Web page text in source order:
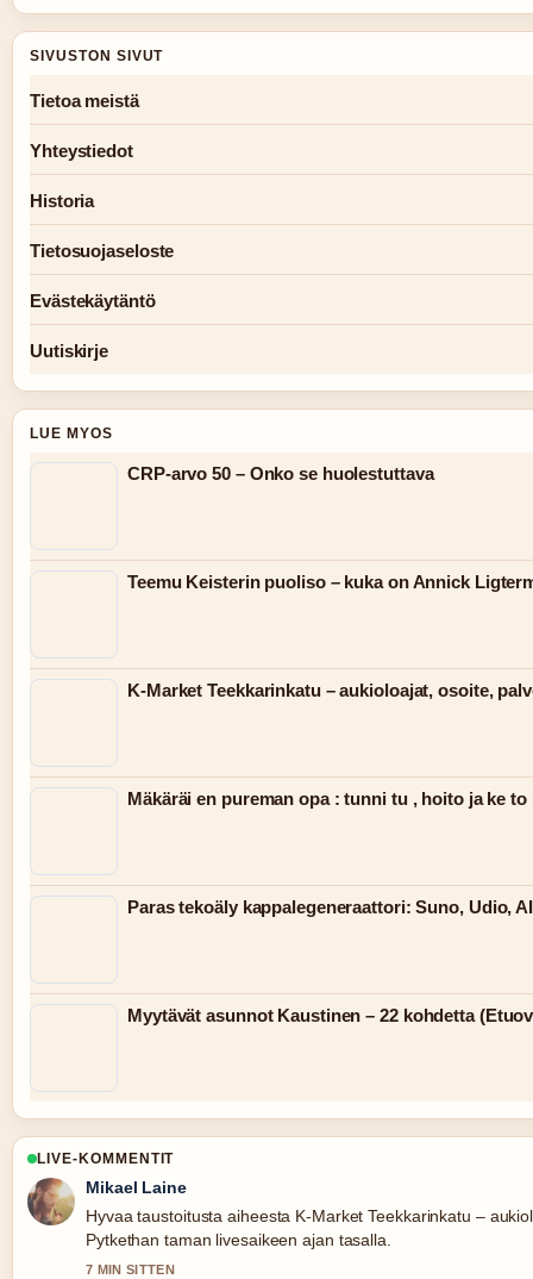
SIVUSTON SIVUT
Tietoa meistä
Yhteystiedot
Historia
Tietosuojaseloste
Evästekäytäntö
Uutiskirje
LUE MYOS
CRP-arvo 50 – Onko se huolestuttava
Teemu Keisterin puoliso – kuka on Annick
K-Market Teekkarinkatu – aukioloajat, osoite,
Mäkäräi en pureman opa : tunni tu , hoito ja ke to
Paras tekoäly kappalegeneraattori: Suno, Udio,
Myytävät asunnot Kaustinen – 22 kohdetta
LIVE-KOMMENTIT
Mikael Laine
Hyvaa taustoitusta aiheesta K-Market Teekkarinkatu –
Pytkethan taman livesaikeen ajan tasalla.
7 MIN SITTEN